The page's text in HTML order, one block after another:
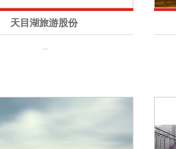
天目湖旅游股份
...